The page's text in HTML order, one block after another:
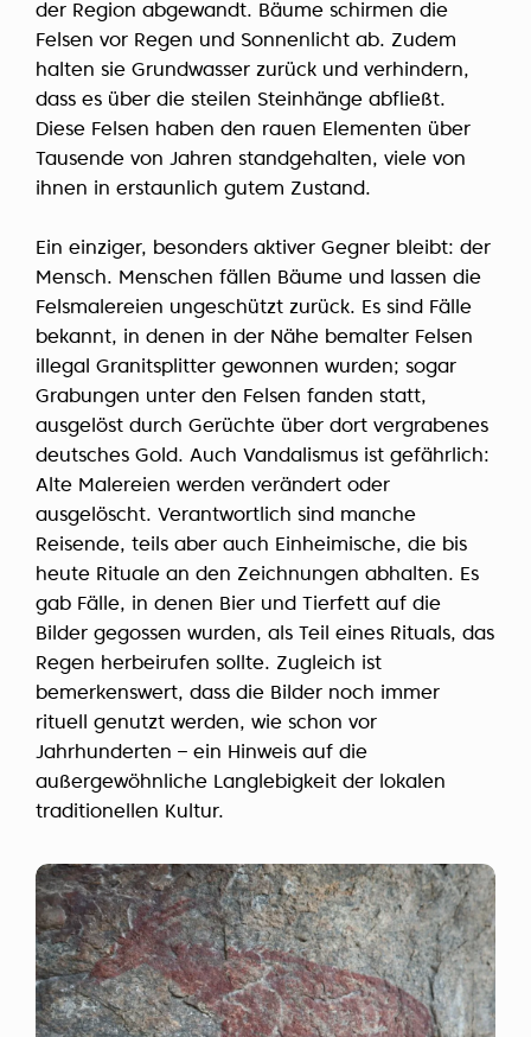
der Region abgewandt. Bäume schirmen die
Felsen vor Regen und Sonnenlicht ab. Zudem
halten sie Grundwasser zurück und verhindern,
dass es über die steilen Steinhänge abfließt.
Diese Felsen haben den rauen Elementen über
Tausende von Jahren standgehalten, viele von
ihnen in erstaunlich gutem Zustand.
Ein einziger, besonders aktiver Gegner bleibt: der
Mensch. Menschen fällen Bäume und lassen die
Felsmalereien ungeschützt zurück. Es sind Fälle
bekannt, in denen in der Nähe bemalter Felsen
illegal Granitsplitter gewonnen wurden; sogar
Grabungen unter den Felsen fanden statt,
ausgelöst durch Gerüchte über dort vergrabenes
deutsches Gold. Auch Vandalismus ist gefährlich:
Alte Malereien werden verändert oder
ausgelöscht. Verantwortlich sind manche
Reisende, teils aber auch Einheimische, die bis
heute Rituale an den Zeichnungen abhalten. Es
gab Fälle, in denen Bier und Tierfett auf die
Bilder gegossen wurden, als Teil eines Rituals, das
Regen herbeirufen sollte. Zugleich ist
bemerkenswert, dass die Bilder noch immer
rituell genutzt werden, wie schon vor
Jahrhunderten – ein Hinweis auf die
außergewöhnliche Langlebigkeit der lokalen
traditionellen Kultur.